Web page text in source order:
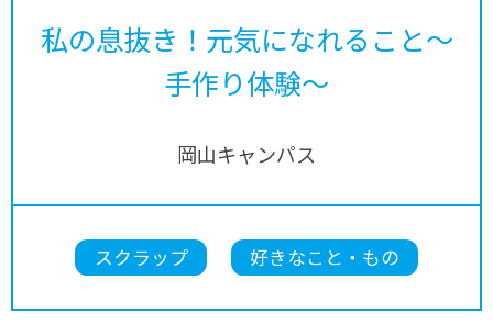
私の息抜き！元気になれること～
手作り体験～
岡山キャンパス
スクラップ 好きなこと・もの